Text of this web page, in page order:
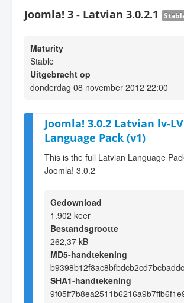
Joomla! 3 - Latvian 3.0.2.1
Maturity
Stable
Uitgebracht op
donderdag 08 november 2012 22:00
Joomla! 3.0.2 Latvian lv-LV
Language Pack (v1)
This is the full Latvian Language
Joomla! 3.0.2
Gedownload
1.902 keer
Bestandsgrootte
262,37 kB
MD5-handtekening
SHA1-handtekening